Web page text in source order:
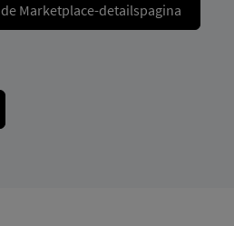
de Marketplace-detailspagina